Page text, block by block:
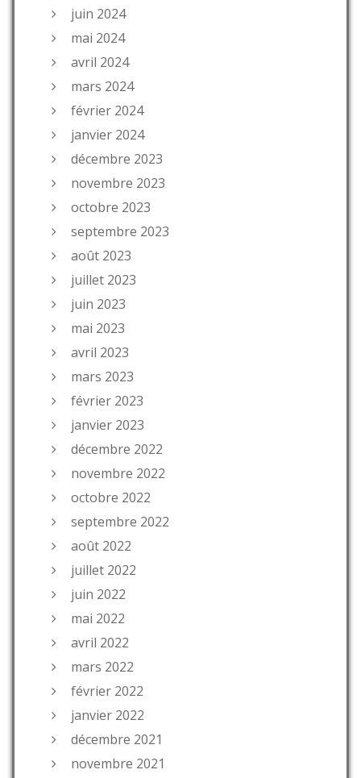
juin 2024
mai 2024
avril 2024
mars 2024
février 2024
janvier 2024
décembre 2023
novembre 2023
octobre 2023
septembre 2023
août 2023
juillet 2023
juin 2023
mai 2023
avril 2023
mars 2023
février 2023
janvier 2023
décembre 2022
novembre 2022
octobre 2022
septembre 2022
août 2022
juillet 2022
juin 2022
mai 2022
avril 2022
mars 2022
février 2022
janvier 2022
décembre 2021
novembre 2021